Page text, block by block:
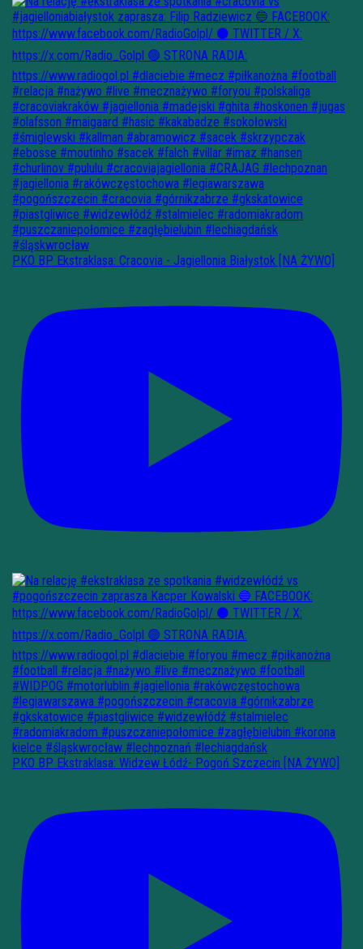
PKO BP Ekstraklasa: Cracovia - Jagiellonia Białystok [NA ŻYWO]
PKO BP Ekstraklasa: Widzew Łódź- Pogoń Szczecin [NA ŻYWO]